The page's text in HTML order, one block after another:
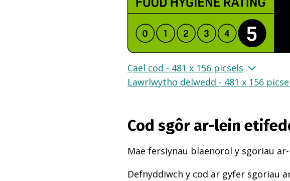
Cael cod - 481 x 156 picsels
Lawrlwytho delwedd - 481 x 156
Cod sgôr ar-lein
Mae fersiynau blaenorol y sgoriau
Defnyddiwch y cod ar gyfer sgoriau